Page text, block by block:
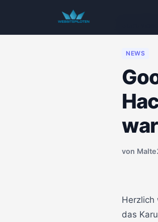
NEWS
von Malte
Herzlich
das